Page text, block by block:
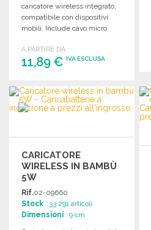
caricatore wireless integrato,
compatibile con dispositivi
mobili. Include cavo micro
A PARTIRE DA
11,89 € IVA ESCLUSA
ORDINARE
Richiedi un preventivo
CARICATORE
WIRELESS IN BAMBÙ
5W
Rif.02-09660
Stock : 33 291 articoli
Dimensioni : 9 cm